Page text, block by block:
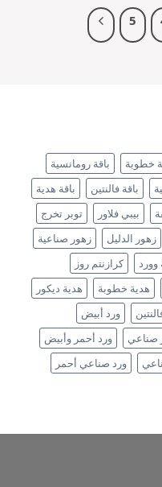
5
خطوبة
باقة رومانسية
باقة فالنتين
باقة هدية
بيبي فلاور
توبر تخرج
زهور الدليل
زهور صناعية
وورد
كرازنتم روز
هدية خطوبة
هدية ديكور
ورد أبيض
صناعي
ورد أحمر وأبيض
ورد صناعي أحمر